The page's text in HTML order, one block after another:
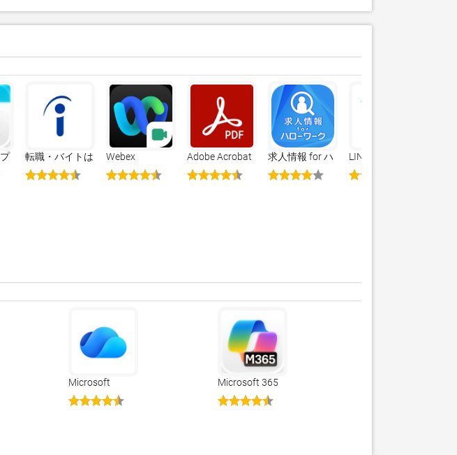
転職・バイトは
Indeed（インデ
ィード）
Webex
Meetings
Adobe Acrobat
Reader：PDFの
編集と変換
求人情報 for ハ
ローワーク
LINE WORKS -
ビジネスチャッ
ト
Microsoft
OneDrive
Microsoft 365
Copilot